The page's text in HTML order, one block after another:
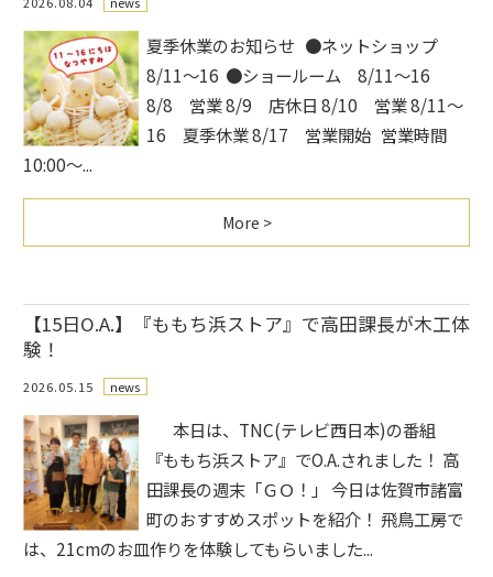
夏季休業のお知らせ ●ネットショップ
8/11～16 ●ショールーム 8/11～16
8/8 営業 8/9 店休日 8/10 営業 8/11～
16 夏季休業 8/17 営業開始 営業時間
10:00～...
More >
【15日O.A.】『ももち浜ストア』で高田課長が木工体
験！
2026.05.15 news
本日は、TNC(テレビ西日本)の番組
『ももち浜ストア』でO.A.されました！ 高
田課長の週末「ＧＯ！」 今日は佐賀市諸富
町のおすすめスポットを紹介！ 飛鳥工房で
は、21cmのお皿作りを体験してもらいました...